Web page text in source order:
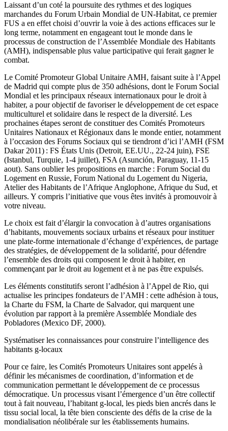
Laissant d’un coté la poursuite des rythmes et des logiques
marchandes du Forum Urbain Mondial de UN-Habitat, ce premier
FUS a en effet choisi d’ouvrir la voie à des actions efficaces sur le
long terme, notamment en engageant tout le monde dans le
processus de construction de l’Assemblée Mondiale des Habitants
(AMH), indispensable plus value participative qui ferait gagner le
combat.
Le Comité Promoteur Global Unitaire AMH, faisant suite à l’Appel
de Madrid qui compte plus de 350 adhésions, dont le Forum Social
Mondial et les principaux réseaux internationaux pour le droit à
habiter, a pour objectif de favoriser le développement de cet espace
multiculturel et solidaire dans le respect de la diversité. Les
prochaines étapes seront de constituer des Comités Promoteurs
Unitaires Nationaux et Régionaux dans le monde entier, notamment
à l’occasion des Forums Sociaux qui se tiendront d’ici l’AMH (FSM
Dakar 2011) : FS États Unis (Detroit, EE.UU., 22-24 juin), FSE
(Istanbul, Turquie, 1-4 juillet), FSA (Asunción, Paraguay, 11-15
aout). Sans oublier les propositions en marche : Forum Social du
Logement en Russie, Forum National du Logement du Nigeria,
Atelier des Habitants de l’Afrique Anglophone, Afrique du Sud, et
ailleurs. Y compris l’initiative que vous êtes invités à promouvoir à
votre niveau.
Le choix est fait d’élargir la convocation à d’autres organisations
d’habitants, mouvements sociaux urbains et réseaux pour instituer
une plate-forme internationale d’échange d’expériences, de partage
des stratégies, de développement de la solidarité, pour défendre
l’ensemble des droits qui composent le droit à habiter, en
commençant par le droit au logement et à ne pas être expulsés.
Les éléments constitutifs seront l’adhésion à l’Appel de Rio, qui
actualise les principes fondateurs de l’AMH : cette adhésion à tous,
la Charte du FSM, la Charte de Salvador, qui marquent une
évolution par rapport à la première Assemblée Mondiale des
Pobladores (Mexico DF, 2000).
Systématiser les connaissances pour construire l’intelligence des
habitants g-locaux
Pour ce faire, les Comités Promoteurs Unitaires sont appelés à
définir les mécanismes de coordination, d’information et de
communication permettant le développement de ce processus
démocratique. Un processus visant l’émergence d’un être collectif
tout à fait nouveau, l’habitant g-local, les pieds bien ancrés dans le
tissu social local, la tête bien consciente des défis de la crise de la
mondialisation néolibérale sur les établissements humains.